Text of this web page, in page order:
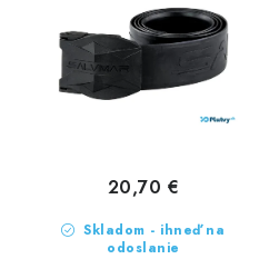
Skladom - ihneď na
odoslanie
20,70 €